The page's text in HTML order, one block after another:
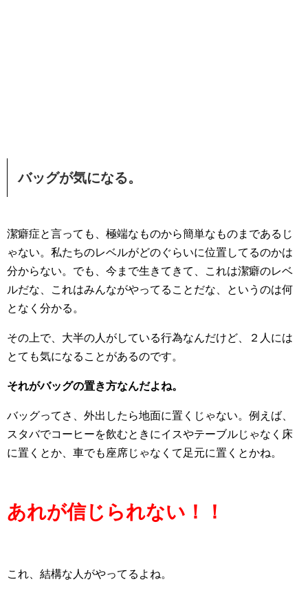
バッグが気になる。
潔癖症と言っても、極端なものから簡単なものまであるじ
ゃない。私たちのレベルがどのぐらいに位置してるのかは
分からない。でも、今まで生きてきて、これは潔癖のレベ
ルだな、これはみんながやってることだな、というのは何
となく分かる。
その上で、大半の人がしている行為なんだけど、２人には
とても気になることがあるのです。
それがバッグの置き方なんだよね。
バッグってさ、外出したら地面に置くじゃない。例えば、
スタバでコーヒーを飲むときにイスやテーブルじゃなく床
に置くとか、車でも座席じゃなくて足元に置くとかね。
あれが信じられない！！
これ、結構な人がやってるよね。